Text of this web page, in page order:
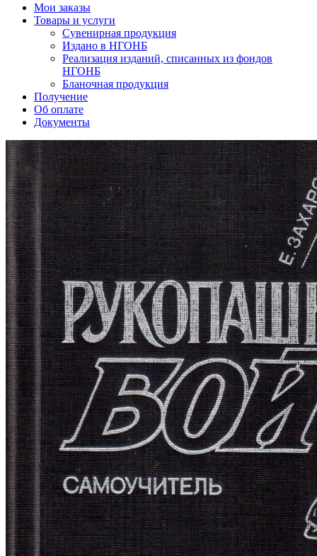
Мои заказы
Товары и услуги
Сувенирная продукция
Издано в НГОНБ
Реализация изданий, списанных из фондов
НГОНБ
Бланочная продукция
Получение
Об оплате
Документы